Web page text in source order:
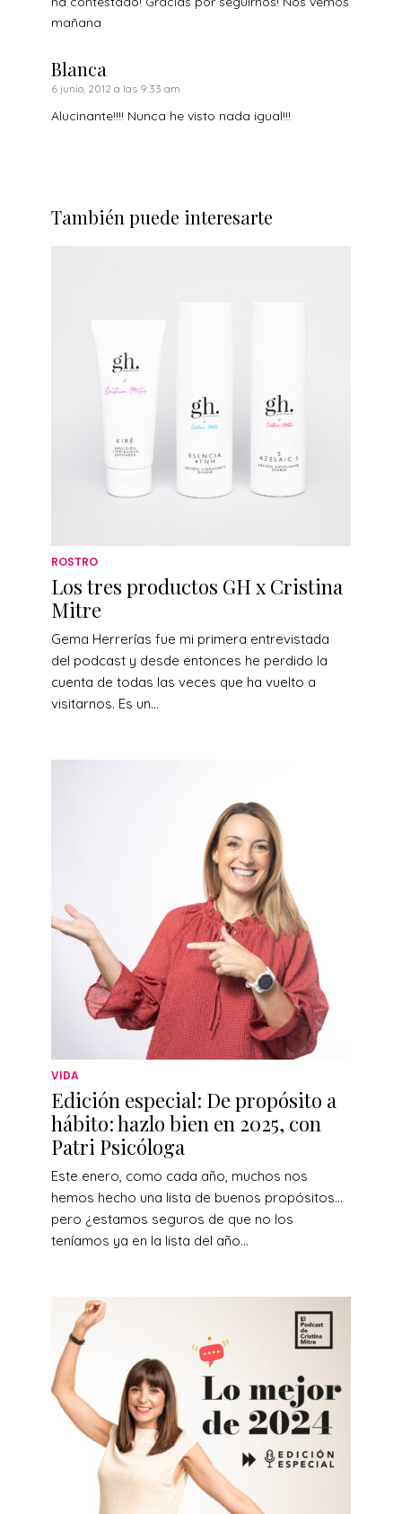
mañana
Blanca
6 junio, 2012 a las 9:33 am
Alucinante!!!! Nunca he visto nada igual!!!
También puede interesarte
ROSTRO
Los tres productos GH x Cristina
Mitre
Gema Herrerías fue mi primera entrevistada
del podcast y desde entonces he perdido la
cuenta de todas las veces que ha vuelto a
visitarnos. Es un...
VIDA
Edición especial: De propósito a
hábito: hazlo bien en 2025, con
Patri Psicóloga
Este enero, como cada año, muchos nos
hemos hecho una lista de buenos propósitos…
pero ¿estamos seguros de que no los
teníamos ya en la lista del año...